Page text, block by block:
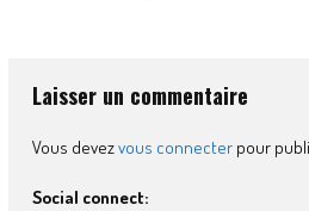
Laisser un commentaire
Vous devezvous connecterpour
Social connect: